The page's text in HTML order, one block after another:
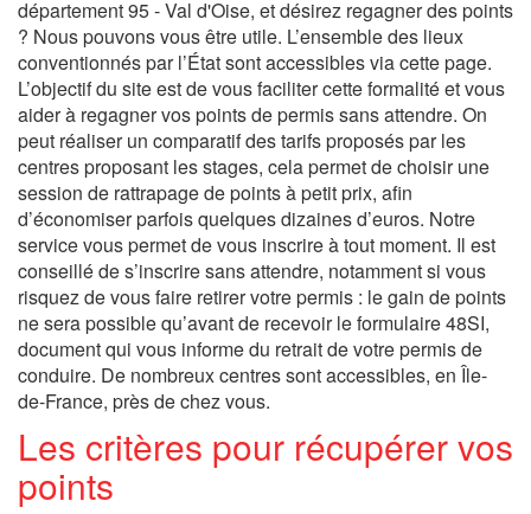
département 95 - Val d'Oise, et désirez regagner des points
? Nous pouvons vous être utile. L’ensemble des lieux
conventionnés par l’État sont accessibles via cette page.
L’objectif du site est de vous faciliter cette formalité et vous
aider à regagner vos points de permis sans attendre. On
peut réaliser un comparatif des tarifs proposés par les
centres proposant les stages, cela permet de choisir une
session de rattrapage de points à petit prix, afin
d’économiser parfois quelques dizaines d’euros. Notre
service vous permet de vous inscrire à tout moment. Il est
conseillé de s’inscrire sans attendre, notamment si vous
risquez de vous faire retirer votre permis : le gain de points
ne sera possible qu’avant de recevoir le formulaire 48SI,
document qui vous informe du retrait de votre permis de
conduire. De nombreux centres sont accessibles, en Île-
de-France, près de chez vous.
Les critères pour récupérer vos
points